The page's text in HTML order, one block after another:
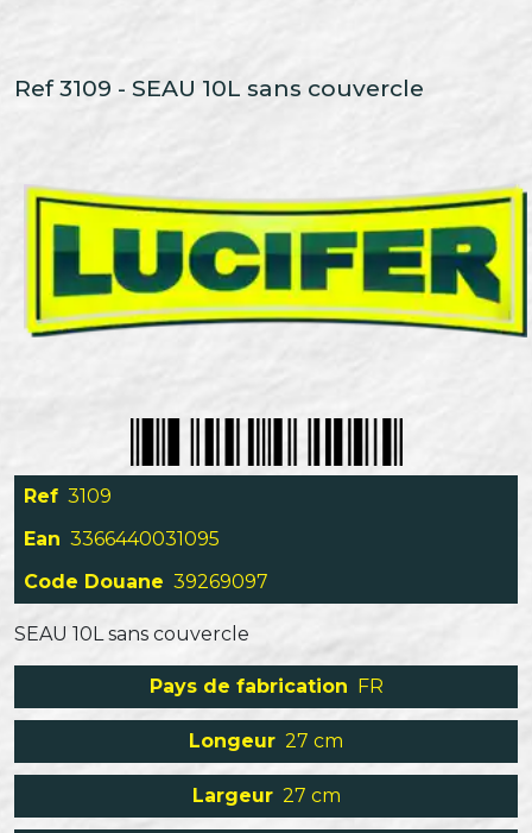
Ref 3109 - SEAU 10L sans couvercle
Ref 3109
Ean 3366440031095
Code Douane 39269097
SEAU 10L sans couvercle
Pays de fabrication FR
Longeur 27 cm
Largeur 27 cm